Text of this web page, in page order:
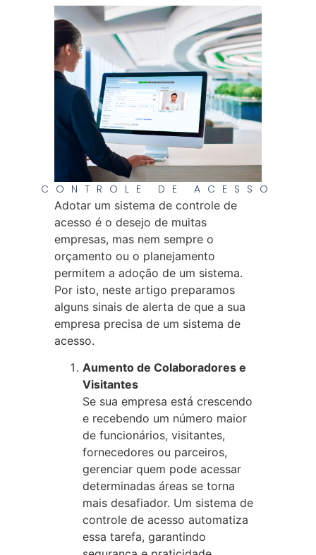
CONTROLE DE ACESSO
Adotar um sistema de controle de
acesso é o desejo de muitas
empresas, mas nem sempre o
orçamento ou o planejamento
permitem a adoção de um sistema.
Por isto, neste artigo preparamos
alguns sinais de alerta de que a sua
empresa precisa de um sistema de
acesso.
Aumento de Colaboradores e
Visitantes
Se sua empresa está crescendo
e recebendo um número maior
de funcionários, visitantes,
fornecedores ou parceiros,
gerenciar quem pode acessar
determinadas áreas se torna
mais desafiador. Um sistema de
controle de acesso automatiza
essa tarefa, garantindo